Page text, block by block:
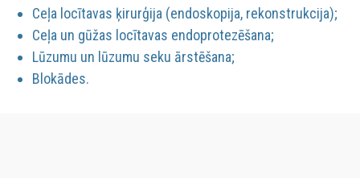
Ceļa locītavas ķirurģija (endoskopija, rekonstrukcija);
Ceļa un gūžas locītavas endoprotezēšana;
Lūzumu un lūzumu seku ārstēšana;
Blokādes.